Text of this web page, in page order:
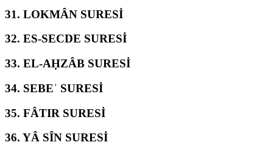
31. LOKMÂN SURESİ
32. ES-SECDE SURESİ
33. EL-AḤZÂB SURESİ
34. SEBEʾ SURESİ
35. FÂTIR SURESİ
36. YÂ SÎN SURESİ